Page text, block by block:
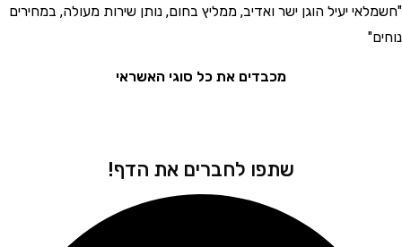
יעיל הוגן ישר ואדיב, ממליץ בחום, נותן שירות מעולה, במחירים
מכבדים את כל סוגי האשראי
שתפו לחברים את הדף!